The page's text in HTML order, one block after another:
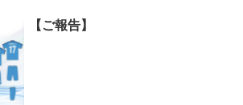
【ご報告】